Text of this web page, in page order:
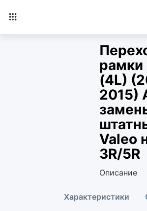
рамки
(4L)
2015)
Valeo
3R/5R
Описание
Характеристики